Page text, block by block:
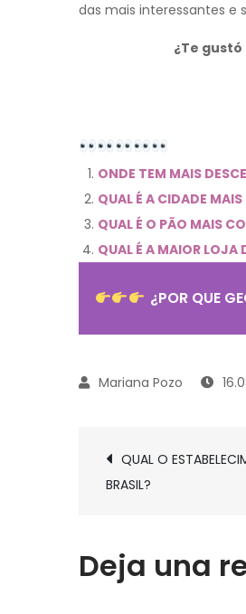
das mais interessantes e
¿Te
ONDE TEM MAIS
QUAL É A CIDADE
QUAL É O PÃO MAIS
QUAL É A MAIOR LOJA
¿POR QUE
Navegación
de
QUAL O
BRASIL?
Deja una